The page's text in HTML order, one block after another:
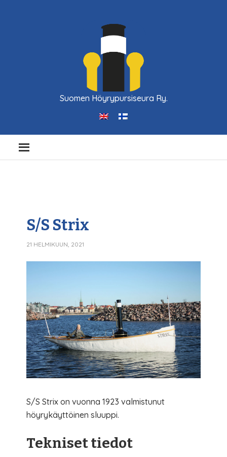
Suomen Höyrypursiseura Ry.
S/S Strix
21 HELMIKUUN, 2021
S/S Strix on vuonna 1923 valmistunut
höyrykäyttöinen sluuppi.
Tekniset tiedot